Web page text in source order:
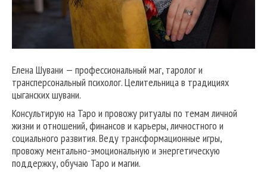
Елена Шувани — профессиональный маг, таролог и
трансперсональный психолог. Целительница в традициях
цыганских шувани.
Консультирую на Таро и провожу ритуалы по темам личной
жизни и отношений, финансов и карьеры, личностного и
социального развития. Веду трансформационные игры,
провожу ментально-эмоциональную и энергетическую
поддержку, обучаю Таро и магии.